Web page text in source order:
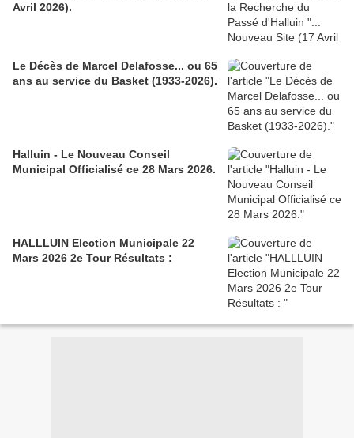
Avril 2026).
Le Décès de Marcel Delafosse... ou 65
ans au service du Basket (1933-2026).
Halluin - Le Nouveau Conseil
Municipal Officialisé ce 28 Mars 2026.
HALLLUIN Election Municipale 22
Mars 2026 2e Tour Résultats :